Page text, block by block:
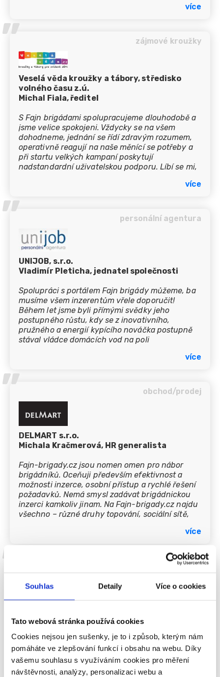
Souhlas Detaily Více o cookies
Tato webová stránka používá cookies
Cookies nejsou jen sušenky, je to i způsob, kterým nám
pomáháte ve zlepšování funkcí i obsahu na webu. Díky
vašemu souhlasu s využíváním cookies pro měření
návštěvnosti, analýzy, personalizaci webu a
možnosti, jak oslovit co nejvíce vhodných
zároveň velmi lidská a příjemná.
Oceňujeme rychlou komunikaci, vstřícný přístup
a ochotu flexibilně reagovat na naše aktuální
potřeby.
Díky tomu je pro nás skupina Fajn dlouhodobě
více
’’ zájmové kroužky
Veselá věda kroužky a tábory, středisko
volného času z.ú.
Michal Fiala, ředitel
S Fajn brigádami spolupracujeme dlouhodobě a
jsme velice spokojeni. Vždycky se na všem
dohodneme, jednání se řídí zdravým rozumem,
operativně reagují na naše měnící se potřeby a
při startu velkých kampaní poskytují
nadstandardní uživatelskou podporu. Líbí se mi,
radost, když se jim podaří udržet startupovou
kulturu, ale zároveň ustát růst, dospět a stát se
profíkem v každém směru. Ve Fajn brigádách se
to podařilo.
více
’’ personální agentura
UNIJOB, s.r.o.
Vladimír Pleticha, jednatel společnosti
Spolupráci s portálem Fajn brigády můžeme, ba
musíme všem inzerentům vřele doporučit!
Během let jsme byli přímými svědky jeho
postupného růstu, kdy se z inovativního,
pružného a energií kypícího nováčka postupně
stával vládce domácích vod na poli
nejpodstatnější, nic mu to neubralo na kreativitě,
klientům všech velikostí! Přejeme Fajnům dlouhé
období dalšího růstu a spoustu kreativních
více
’’ obchod/prodej
DELMART s.r.o.
Michala Kračmerová, HR generalista
Fajn-brigady.cz jsou nomen omen pro nábor
brigádníků. Oceňuji především efektivnost a
možnosti inzerce, osobní přístup a rychlé řešení
požadavků. Nemá smysl zadávat brigádnickou
inzerci kamkoliv jinam. Na Fajn-brigady.cz najdu
všechno – různé druhy topování, sociální sítě,
nábor jistý výsledek – desítky kandidátů. Stejně
tak je pro nás v poslední době INwork.cz
základním pilířem pro nábor plných úvazků.
Inzeráty jen latentně nesedí na webu, ale
nejlepší a když se tolik nedaří, zvýším propagaci.
více
’’ ostraha
Daniel Peca, Majitel firmy
kromě jiných služeb zvolila i tu vaši. Po první
roce jsme už jinde neinzerovali. Jako majiteli
firmy se mi velice líbí, že za peníze nakupuji
spíše než samotný inzertní prostor určitý dosah.
Ve chvíli, kdy není dosažen, máte sami zájem na
tom, aby tomu tak bylo. Snažíte se proto